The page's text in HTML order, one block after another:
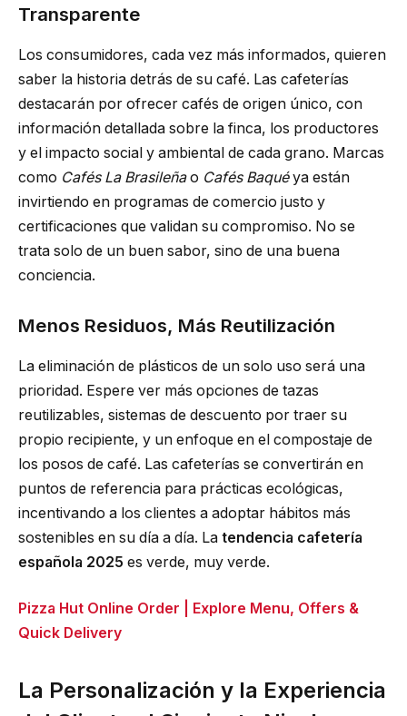
Transparente
Los consumidores, cada vez más informados, quieren
saber la historia detrás de su café. Las cafeterías
destacarán por ofrecer cafés de origen único, con
información detallada sobre la finca, los productores
y el impacto social y ambiental de cada grano. Marcas
como Cafés La Brasileñao Cafés Baquéya están
invirtiendo en programas de comercio justo y
certificaciones que validan su compromiso. No se
trata solo de un buen sabor, sino de una buena
conciencia.
Menos Residuos, Más Reutilización
La eliminación de plásticos de un solo uso será una
prioridad. Espere ver más opciones de tazas
reutilizables, sistemas de descuento por traer su
propio recipiente, y un enfoque en el compostaje de
los posos de café. Las cafeterías se convertirán en
puntos de referencia para prácticas ecológicas,
incentivando a los clientes a adoptar hábitos más
sostenibles en su día a día. La tendencia cafetería
española 2025 es verde, muy verde.
Pizza Hut Online Order | Explore Menu, Offers &
Quick Delivery
La Personalización y la Experiencia